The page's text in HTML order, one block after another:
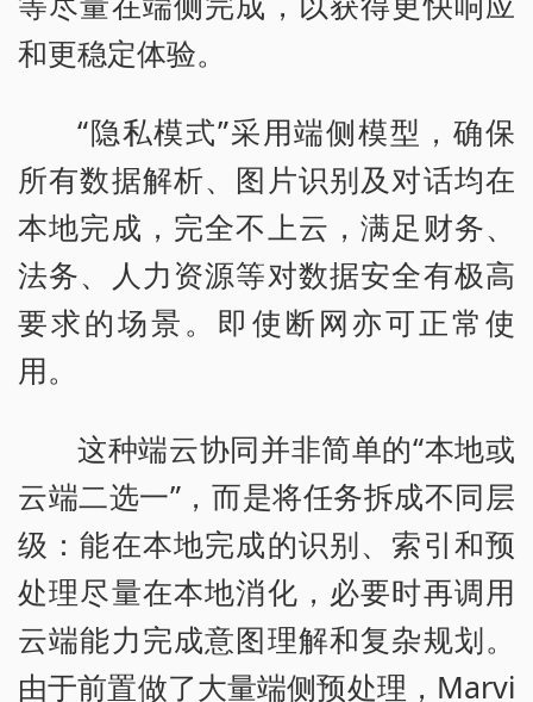
和更稳定体验。
“隐私模式”采用端侧模型，确保
所有数据解析、图片识别及对话均在
本地完成，完全不上云，满足财务、
法务、人力资源等对数据安全有极高
要求的场景。即使断网亦可正常使
用。
这种端云协同并非简单的“本地或
云端二选一”，而是将任务拆成不同层
级：能在本地完成的识别、索引和预
处理尽量在本地消化，必要时再调用
云端能力完成意图理解和复杂规划。
由于前置做了大量端侧预处理，Marvi